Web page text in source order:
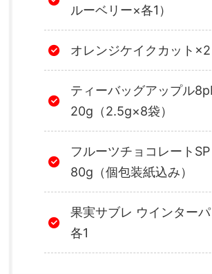
ルーベリー×各1）
オレンジケイクカット×2
ティーバッグアップル
20g（2.5g×8袋）
フルーツチョコレート
80g（個包装紙込み）
果実サブレ ウインター
各1